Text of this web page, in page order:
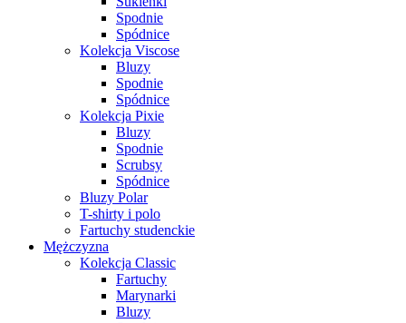
Spodnie
Spódnice
Kolekcja Viscose
Bluzy
Spodnie
Spódnice
Kolekcja Pixie
Bluzy
Spodnie
Scrubsy
Spódnice
Bluzy Polar
T-shirty i polo
Fartuchy studenckie
Mężczyzna
Kolekcja Classic
Fartuchy
Marynarki
Bluzy